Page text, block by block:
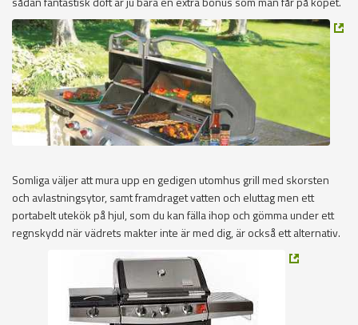
Somliga väljer att mura upp en gedigen utomhus grill med skorsten
och avlastningsytor, samt framdraget vatten och eluttag men ett
portabelt utekök på hjul, som du kan fälla ihop och gömma under ett
regnskydd när vädrets makter inte är med dig, är också ett alternativ.